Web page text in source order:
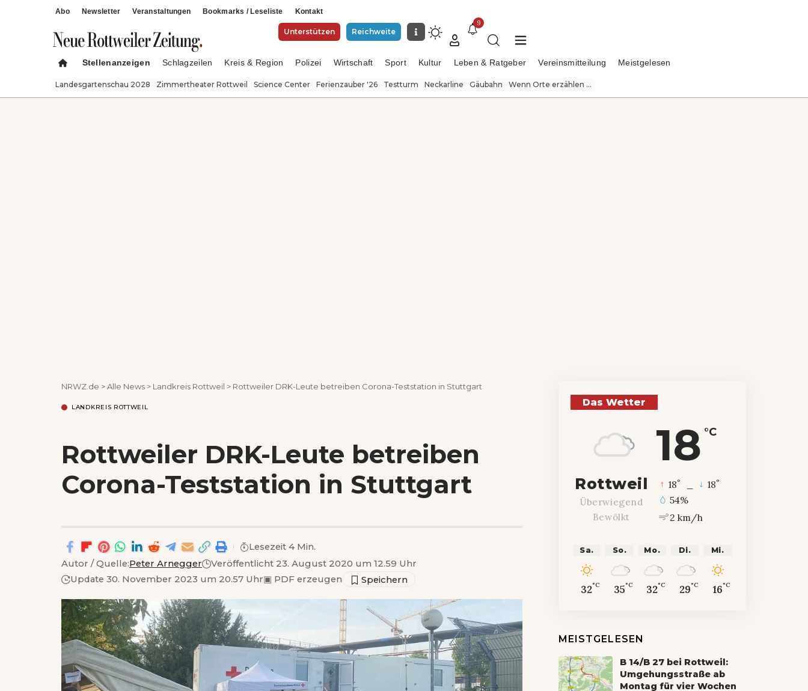
Abo Newsletter Veranstaltungen Bookmarks / Leseliste Kontakt
Unterstützen Reichweite
9
Stellenanzeigen Schlagzeilen Kreis & Region Polizei Wirtschaft Sport Kultur Leben & Ratgeber Vereinsmitteilung Meistgelesen
Landesgartenschau 2028 Zimmertheater Rottweil Science Center Ferienzauber '26 Testturm Neckarline Gäubahn Wenn Orte erzählen ...
NRWZ.de >Alle News > Landkreis Rottweil > Rottweiler DRK-Leute betreiben Corona-Teststation in Stuttgart
LANDKREIS ROTTWEIL
Rottweiler DRK-Leute betreiben
Corona-Teststation in Stuttgart
Autor / Quelle:Peter Arnegger
Veröffentlicht 23. August 2020 um 12.59 Uhr
Update 30. November 2023 um 20.57 Uhr▣ PDF erzeugen
Lesezeit 4 Min.
Das Wetter
18 °C
Rottweil
Überwiegend
Bewölkt
18° 18°
54%
2 km/h
Sa.
32°C
So.
35°C
Mo.
32°C
Di.
29°C
Mi.
16°C
MEISTGELESEN
B 14/B 27 bei Rottweil:
Umgehungsstraße ab
Montag für vier Wochen